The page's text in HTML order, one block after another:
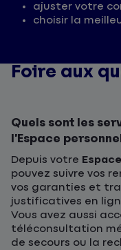
ajuster votre
choisir la
Foire aux
Quels sont les
l’Espace
Depuis votre
pouvez suivre vos
vos garanties et
justificatives en
Vous avez aussi
téléconsultation
de secours ou la